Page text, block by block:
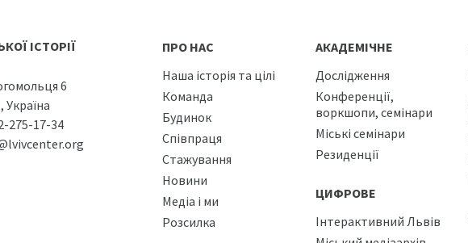
ІСТОРІЇ
6
Україна
275-17-34
ПРО НАС
Наша історія та цілі
Команда
Будинок
Співпраця
Стажування
Новини
Медіа і ми
Розсилка
АКАДЕМІЧНЕ
Дослідження
Конференції,
воркшопи, семінари
Міські семінари
Резиденції
ЦИФРОВЕ
Інтерактивний Львів